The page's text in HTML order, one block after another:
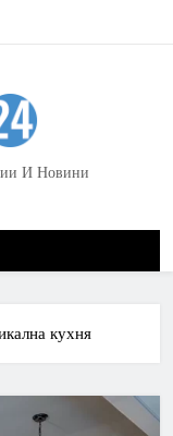
И Новини
кухня